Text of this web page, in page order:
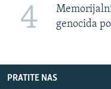
4
genocida
PRATITE NAS